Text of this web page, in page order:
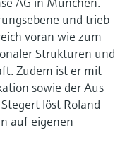
und trieb
voran wie zum
Strukturen und
Zudem ist er mit
sowie der Aus-
löst Roland
auf eigenen